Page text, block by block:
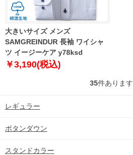
大きいサイズ メンズ
SAMGREINDUR 長袖 ワイシャ
ツ イージーケア y78ksd
￥3,190(税込)
35件あります
レギュラー
ボタンダウン
スタンドカラー